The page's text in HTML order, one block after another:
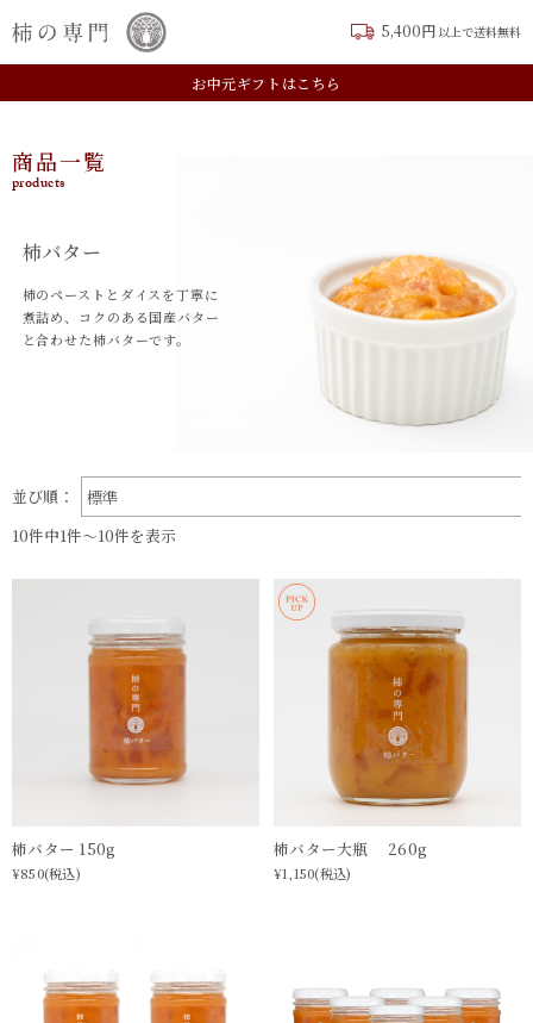
新規会員登録はこちら
お中元ギフトはこちら
5,400円以上で送料無料
商品一覧
products
柿バター
柿のペーストとダイスを丁寧に
煮詰め、
コクのある国産バター
と合わせた柿バターです。
表示切替：
10件中1件〜10件を表示
柿バター 150g
¥850(税込)
柿バター大瓶 260g
¥1,150(税込)